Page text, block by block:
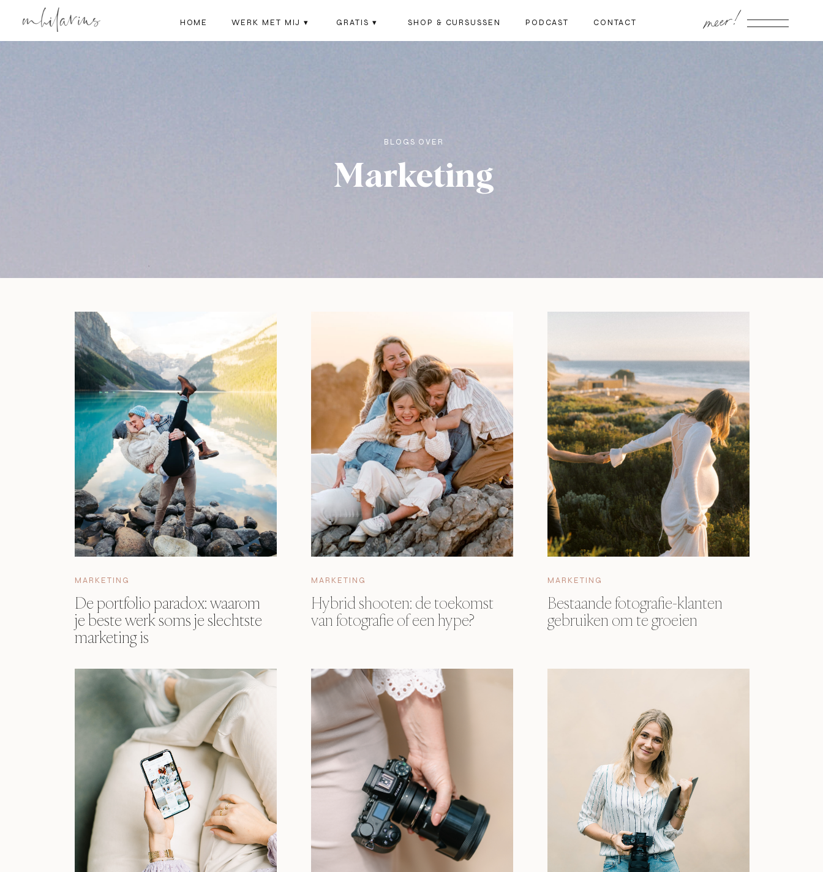
HOME PODCAST meer!
CONTACT
WERK MET MIJ ▾ GRATIS ▾ SHOP & CURSUSSEN
BLOGS OVER
Marketing
MARKETING
De portfolio paradox: waarom
je beste werk soms je slechtste
marketing is
MARKETING
Hybrid shooten: de toekomst
van fotografie of een hype?
MARKETING
Bestaande fotografie-klanten
gebruiken om te groeien